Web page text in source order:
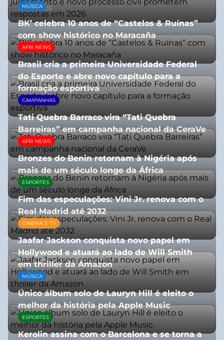
05/08/2026
MÚSICA
BK’ celebra 10 anos de “Castelos & Ruínas”
com show histórico no Maracaña
06/08/2026
AFRI NEWS
Brasil cria a primeira Universidade Federal
do Esporte e abre novo capítulo para a
formação esportiva
08/07/2026
CAMPANHAS
Tati Quebra Barraco vira “Tati Quebra
Barreiras” em campanha nacional da CeraVe
08/07/2026
AFRI NEWS
Bronzes do Benin retornam à Nigéria após
mais de um século longe da África
08/07/2026
ESPORTES
Fim das especulações: Vini Jr. renova com o
Real Madrid até 2032
06/08/2026
CINEMA E TV
Jaafar Jackson conquista novo papel em
Hollywood e atuará ao lado de Will Smith
em thriller da Amazon
06/08/2026
MÚSICA
Único álbum solo de Lauryn Hill é eleito o
melhor da história pela Apple Music
06/08/2026
ESPORTES
Kerolin assina com o Barcelona e se torna a